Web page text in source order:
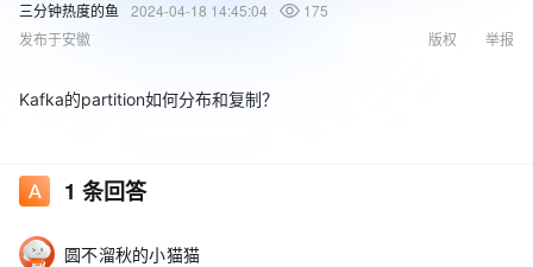
三分钟热度的鱼 2024-04-18 14:45:04
175
发布于安徽
举报
版权
Kafka的partition如何分布和复制？
1 条回答
圆不溜秋的小猫猫